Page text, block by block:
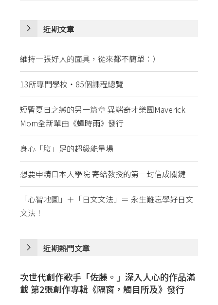
近期文章
維持一張好人的面具，從來都不簡單：）
13所專門學校・85個課程總覽
短暫夏日之戀的另一篇章 異端奇才樂團Maverick
Mom全新單曲《蟬時雨》發行
身心「腹」足的超級能量場
想要申請日本大學院 寄給教授的第一封信成關鍵
「心智地圖」＋「日文文法」＝ 永生難忘學好日文
文法！
近期熱門文章
次世代創作歌手「佐藤。」深入人心的作品滿
載 第2張創作專輯《隔窗，觸目所及》發行